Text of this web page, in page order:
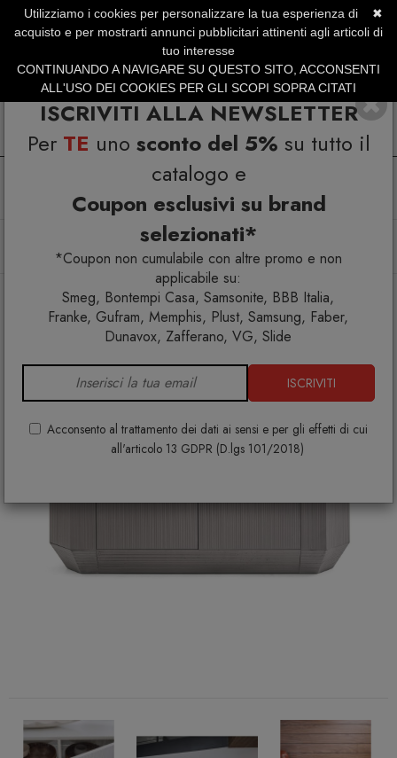
ISCRIVITI ALLA NEWSLETTER
Per TE uno sconto del 5% su tutto il
catalogo e
Coupon esclusivi su brand
selezionati*
*Coupon non cumulabile con altre promo e non
applicabile su:
Smeg, Bontempi Casa, Samsonite, BBB Italia,
Franke, Gufram, Memphis, Plust, Samsung, Faber,
Dunavox, Zafferano, VG, Slide
ISCRIVITI
Acconsento al trattamento dei dati ai sensi e per gli effetti di cui
all'articolo 13 GDPR (D.lgs 101/2018)
SERVIZIO CLIENTI +39.0773.470.562
SUMMER SALES | Fino al 31 Agosto
Arredo interno
Mobili contenitori
Tapies 68 Madia
✖
Utilizziamo i cookies per personalizzare la tua esperienza di
acquisto e per mostrarti annunci pubblicitari attinenti agli articoli di
tuo interesse
CONTINUANDO A NAVIGARE SU QUESTO SITO, ACCONSENTI
ALL'USO DEI COOKIES PER GLI SCOPI SOPRA CITATI